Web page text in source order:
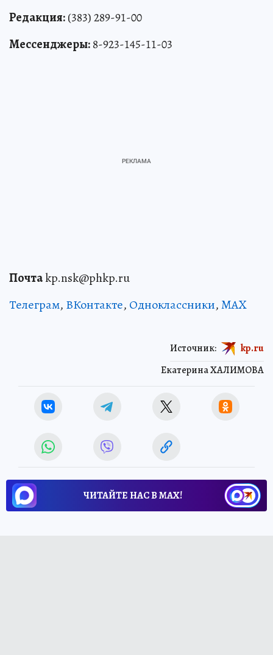
Редакция:(383) 289-91-00
Мессенджеры:8-923-145-11-03
Почтаkp.nsk@phkp.ru
Телеграм, ВКонтакте, Одноклассники,MAX
Екатерина ХАЛИМОВА
Источник: kp.ru
ЧИТАЙТЕ НАС В МАХ!